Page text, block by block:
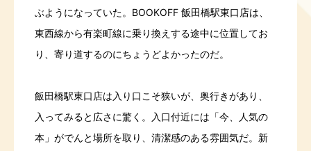
ぶようになっていた。BOOKOFF 飯田橋駅東口店は、
東西線から有楽町線に乗り換えする途中に位置してお
り、寄り道するのにちょうどよかったのだ。
飯田橋駅東口店は入り口こそ狭いが、奥行きがあり、
入ってみると広さに驚く。入口付近には「今、人気の
本」がでんと場所を取り、清潔感のある雰囲気だ。新